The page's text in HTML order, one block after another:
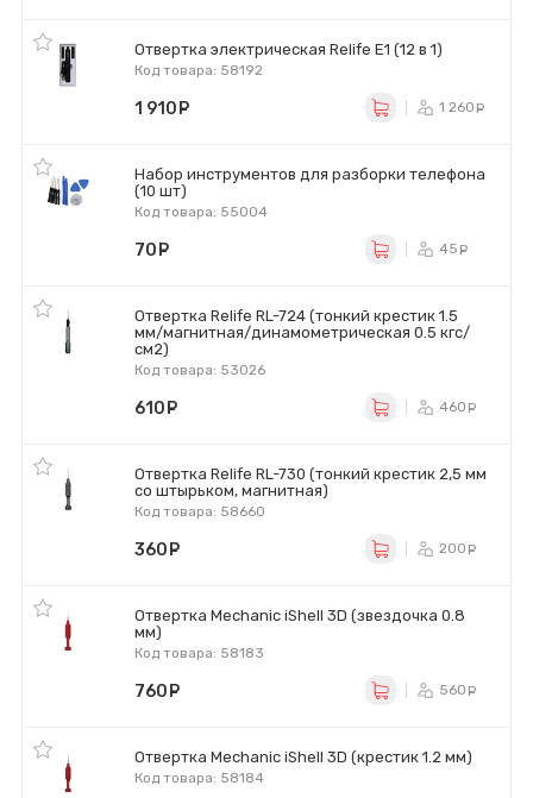
Отвертка электрическая Relife E1 (12 в 1)
Код товара: 58192
1 910 1 260
Набор инструментов для разборки телефона
(10 шт)
Код товара: 55004
70 45
Отвертка Relife RL-724 (тонкий крестик 1.5
мм/магнитная/динамометрическая 0.5 кгс/
см2)
Код товара: 53026
610 460
Отвертка Relife RL-730 (тонкий крестик 2,5 мм
со штырьком, магнитная)
Код товара: 58660
360 200
Отвертка Mechanic iShell 3D (звездочка 0.8
мм)
Код товара: 58183
760 560
Отвертка Mechanic iShell 3D (крестик 1.2 мм)
Код товара: 58184